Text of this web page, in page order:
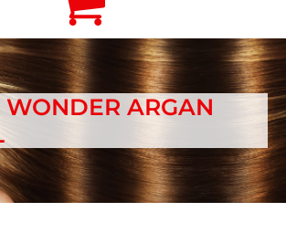
WONDER ARGAN